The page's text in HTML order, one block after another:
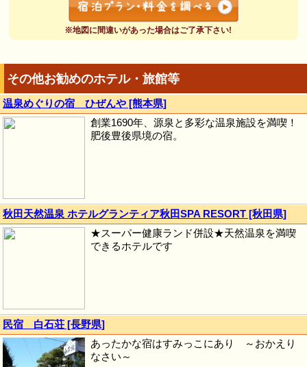
※地図に間違いがあった場合はご了承下さい!
その他お勧めのホテル・旅館等
温泉めぐりの宿 ひぜんや [熊本県]
創業1690年、源泉と多彩な温泉施設を満喫！
肥後豊後県境の宿。
秋田天然温泉 ホテルグランティア秋田SPA RESORT [秋田県]
★スーパー健康ランド併設★天然温泉を満喫
できるホテルです
民宿 白石荘 [長野県]
あったかな宿はすみっこにあり ～おかえり
なさい～